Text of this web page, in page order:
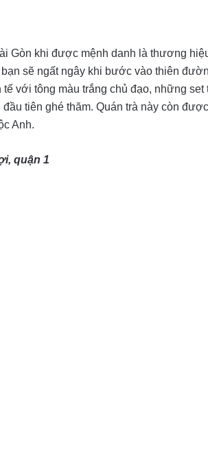
Gòn khi được mệnh danh là thương
sẽ ngất ngây khi bước vào thiên
với tông màu trắng chủ đạo, những set
tiên ghé thăm. Quán trà này còn
Anh.
quận 1